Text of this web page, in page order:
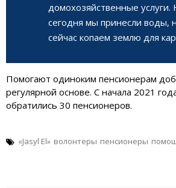
домохозяйственные услуги.
сегодня мы принесли воды,
сейчас копаем землю для
Помогают одиноким пенсионерам
регулярной основе. С начала 2021
обратились 30 пенсионеров.
«Jasyl El» волонтеры пенсионеры